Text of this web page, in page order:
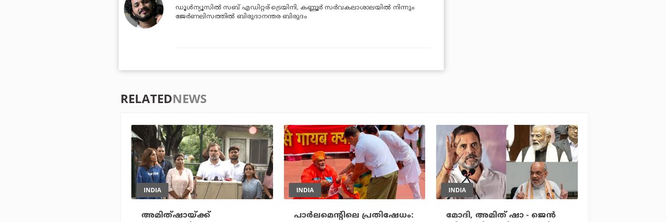
ഡൂള്‍ന്യൂസില്‍ സബ് എഡിറ്റര് ട്രെയിനി, കണ്ണൂർ സര്‍വകലാശാലയില്‍ നിന്നും
ജേര്‍ണലിസത്തില്‍ ബിരുദാനന്തര ബിരുദം
RELATEDNEWS
INDIA
അമിത്ഷായ്ക്ക്
INDIA
പാര്‍ലമെന്റിലെ പ്രതിഷേധം:
INDIA
മോദി, അമിത് ഷാ - ജെന്‍